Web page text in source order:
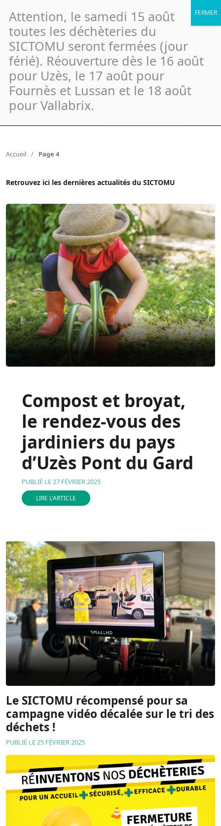
Actualités
Accueil / Page 4
Retrouvez ici les dernières actualités du SICTOMU
Compost et broyat,
le rendez-vous des
jardiniers du pays
d’Uzès Pont du Gard
PUBLIÉ LE 27 FÉVRIER 2025
LIRE L'ARTICLE
Le SICTOMU récompensé pour sa
campagne vidéo décalée sur le tri des
déchets !
PUBLIÉ LE 25 FÉVRIER 2025
Attention, le samedi 15 août
toutes les déchèteries du
SICTOMU seront fermées (jour
férié). Réouverture dès le 16 août
pour Uzès, le 17 août pour
Fournès et Lussan et le 18 août
pour Vallabrix.